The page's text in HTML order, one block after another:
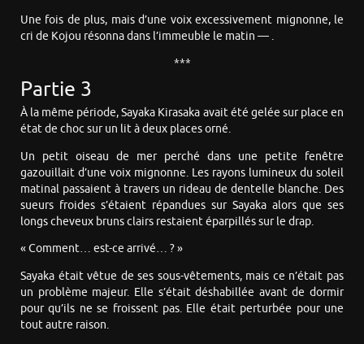
Une fois de plus, mais d’une voix excessivement mignonne, le
cri de Kojou résonna dans l’immeuble le matin — .
***
Partie 3
À la même période, Sayaka Kirasaka avait été gelée sur place en
état de choc sur un lit à deux places orné.
Un petit oiseau de mer perché dans une petite fenêtre
gazouillait d’une voix mignonne. Les rayons lumineux du soleil
matinal passaient à travers un rideau de dentelle blanche. Des
sueurs froides s’étaient répandues sur Sayaka alors que ses
longs cheveux bruns clairs restaient éparpillés sur le drap.
« Comment… est-ce arrivé… ? »
Sayaka était vêtue de ses sous-vêtements, mais ce n’était pas
un problème majeur. Elle s’était déshabillée avant de dormir
pour qu’ils ne se froissent pas. Elle était perturbée pour une
tout autre raison.